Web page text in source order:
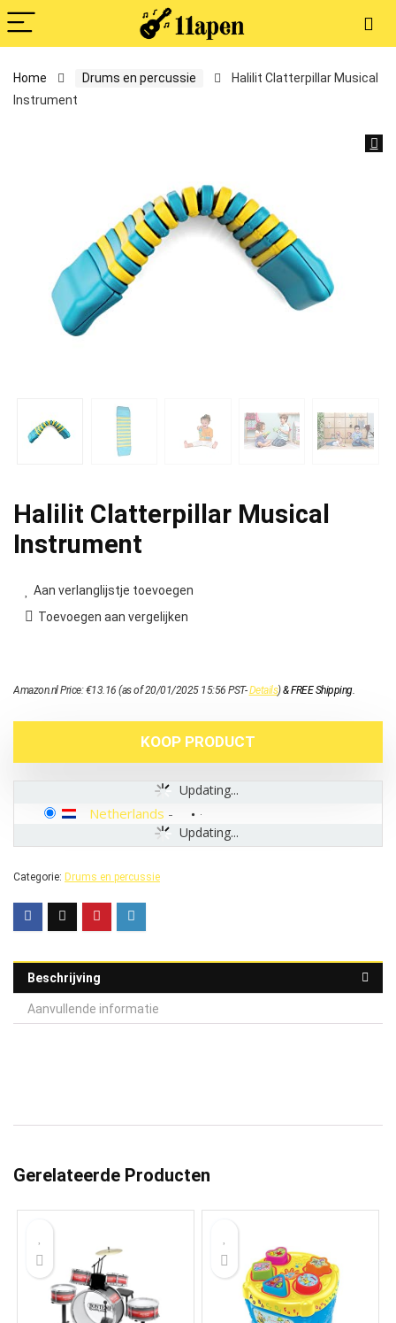
Home Drums en percussie
Halilit Clatterpillar Musical
Instrument
Halilit Clatterpillar Musical
Instrument
Aan verlanglijstje toevoegen
Toevoegen aan vergelijken
Amazon.nl Price:€13.16 (as of 20/01/2025 15:56 PST-Details)&FREE Shipping.
KOOP PRODUCT
Updating...
Updating...
Netherlands -
Categorie: Drums en percussie
Beschrijving
Aanvullende informatie
Gerelateerde Producten